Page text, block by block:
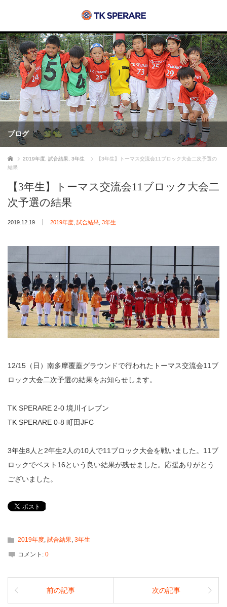
ブログ
ホーム 2019年度 試合結果 3年生
【3年生】トーマス交流会11ブロック大会二次予選の
結果
【3年生】トーマス交流会11ブロック大会二
次予選の結果
2019.12.19 2019年度 試合結果 3年生
12/15（日）南多摩覆蓋グラウンドで行われたトーマス交流会11ブ
ロック大会二次予選の結果をお知らせします。
TK SPERARE 2-0 境川イレブン
TK SPERARE 0-8 町田JFC
3年生8人と2年生2人の10人で11ブロック大会を戦いました。11ブ
ロックでベスト16という良い結果が残せました。応援ありがとう
ございました。
2019年度, 試合結果, 3年生
コメント: 0
前の記事 次の記事